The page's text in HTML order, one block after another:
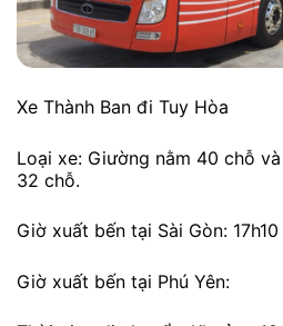
Xe Thành Ban đi Tuy Hòa
Loại xe: Giường nằm 40 chỗ
32 chỗ.
Giờ xuất bến tại Sài Gòn:
Giờ xuất bến tại Phú Yên: